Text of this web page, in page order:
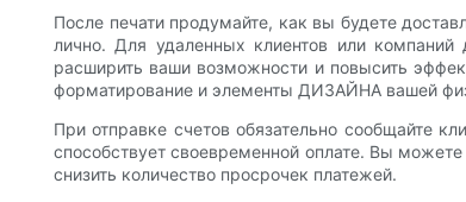
После печати продумайте, как вы будете
лично. Для удаленных клиентов или
расширить ваши возможности и повысить
форматирование и элементы ДИЗАЙНА вашей
При отправке счетов обязательно сообщайте
способствует своевременной оплате. Вы
снизить количество просрочек платежей.